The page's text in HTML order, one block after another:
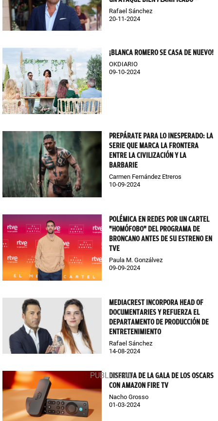
Rafael Sánchez
20-11-2024
¡BLANCA ROMERO SE CASA DE NUEVO!
OKDIARIO
09-10-2024
PREPÁRATE PARA LO INESPERADO: LA
SERIE QUE MARCA LA FRONTERA
ENTRE LA CIVILIZACIÓN Y LA
BARBARIE
Carmen Fernández Etreros
10-09-2024
POLÉMICA EN REDES POR UN CARTEL
"HOMÓFOBO" DEL PROGRAMA DE
BRONCANO ANTES DE SU ESTRENO EN
TVE
Paula M. Gonzálvez
09-09-2024
MEDIACREST INCORPORA HEAD OF
DOCUMENTARIES Y REFUERZA EL
DEPARTAMENTO DE PRODUCCIÓN DE
ENTRETENIMIENTO
Rafael Sánchez
14-08-2024
DISFRUTA DE LA GALA DE LOS OSCARS
CON AMAZON FIRE TV
Nacho Grosso
01-03-2024